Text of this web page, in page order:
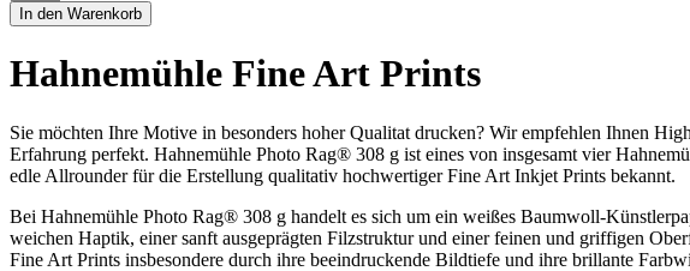
Hahnemühle Fine Art Prints
Sie möchten Ihre Motive in besonders hoher Qualitat drucken? Wir empfehlen Ihnen
Erfahrung perfekt. Hahnemühle Photo Rag® 308 g ist eines von insgesamt vier
edle Allrounder für die Erstellung qualitativ hochwertiger Fine Art Inkjet Prints bekannt.
Bei Hahnemühle Photo Rag® 308 g handelt es sich um ein weißes Baumwoll-
weichen Haptik, einer sanft ausgeprägten Filzstruktur und einer feinen und griffigen
Fine Art Prints insbesondere durch ihre beeindruckende Bildtiefe und ihre brillante